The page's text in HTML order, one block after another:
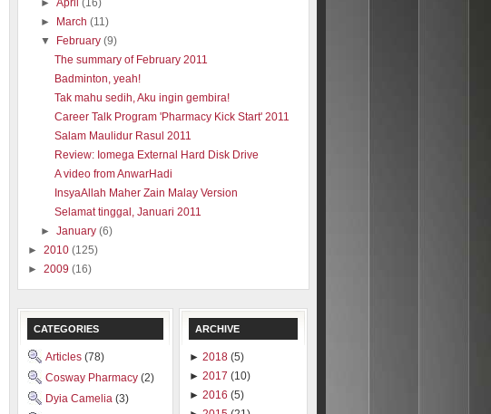
►April(16)
►
March(11)
▼
February(9)
The summary of February 2011
Badminton, yeah!
Tak mahu sedih, Aku ingin gembira!
Career Talk Program 'Pharmacy Kick Start' 2011
Salam Maulidur Rasul 2011
Review: Iomega External Hard Disk Drive
A video from AnwarHadi
InsyaAllah Maher Zain Malay Version
Selamat tinggal, Januari 2011
►January(6)
► 2010 (125)
► 2009 (16)
CATEGORIES
Articles (78)
Cosway Pharmacy (2)
Dyia Camelia (3)
ARCHIVE
► 2018 (5)
► 2017 (10)
► 2016 (5)